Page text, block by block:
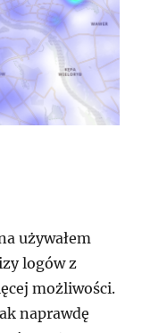
używałem
logów z
możliwości.
naprawdę